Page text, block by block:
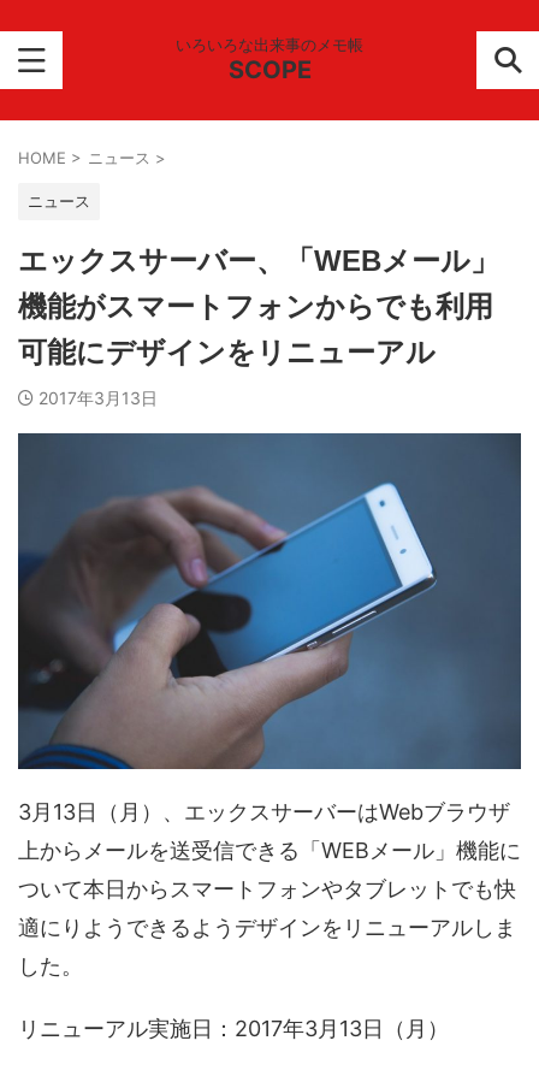
いろいろな出来事のメモ帳
SCOPE
HOME > ニュース >
ニュース
エックスサーバー、「WEBメール」
機能がスマートフォンからでも利用
可能にデザインをリニューアル
2017年3月13日
3月13日（月）、エックスサーバーはWebブラウザ
上からメールを送受信できる「WEBメール」機能に
ついて本日からスマートフォンやタブレットでも快
適にりようできるようデザインをリニューアルしま
した。
リニューアル実施日：2017年3月13日（月）